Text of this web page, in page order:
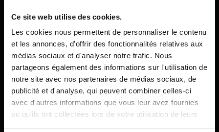
Ce site web utilise des cookies.
Les cookies nous permettent de personnaliser le contenu
et les annonces, d'offrir des fonctionnalités relatives aux
médias sociaux et d'analyser notre trafic. Nous
partageons également des informations sur l'utilisation de
notre site avec nos partenaires de médias sociaux, de
publicité et d'analyse, qui peuvent combiner celles-ci
avec d'autres informations que vous leur avez fournies
ou qu'ils ont collectées lors de votre utilisation de leurs